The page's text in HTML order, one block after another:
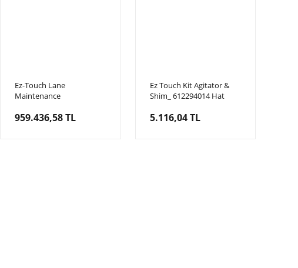
Ez-Touch Lane
Maintenance
Touch Hat Bakım
959.436,58 TL
Ez Touch Kit Agitator &
Shim_ 612294014 Hat
Silme Süngeri ve Destek
5.116,04 TL